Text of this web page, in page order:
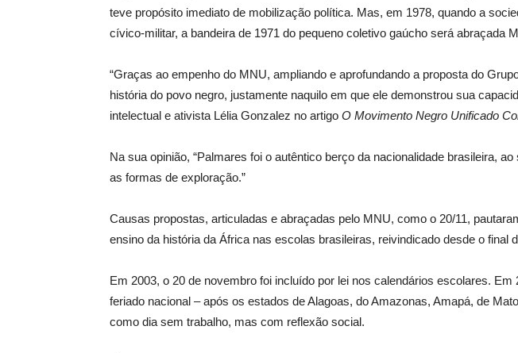
teve propósito imediato de mobilização política. Mas, em 1978, quando a
cívico-militar, a bandeira de 1971 do pequeno coletivo gaúcho será abraçada
“Graças ao empenho do MNU, ampliando e aprofundando a proposta do
história do povo negro, justamente naquilo em que ele demonstrou sua
intelectual e ativista Lélia Gonzalez no artigo O Movimento Negro Unificado
Na sua opinião, “Palmares foi o autêntico berço da nacionalidade brasileira,
as formas de exploração.”
Causas propostas, articuladas e abraçadas pelo MNU, como o 20/11,
ensino da história da África nas escolas brasileiras, reivindicado desde o final
Em 2003, o 20 de novembro foi incluído por lei nos calendários escolares.
feriado nacional – após os estados de Alagoas, do Amazonas, Amapá, de
como dia sem trabalho, mas com reflexão social.